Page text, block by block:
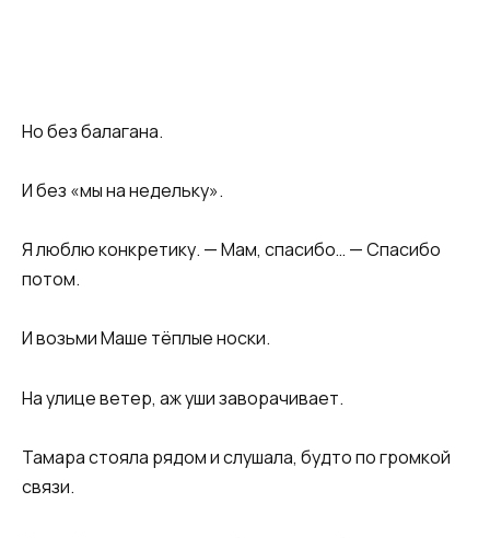
Но без балагана.
И без «мы на недельку».
Я люблю конкретику. — Мам, спасибо… — Спасибо
потом.
И возьми Маше тёплые носки.
На улице ветер, аж уши заворачивает.
Тамара стояла рядом и слушала, будто по громкой
связи.